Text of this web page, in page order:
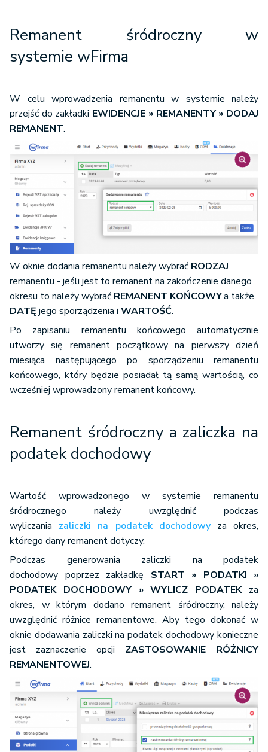
Remanent śródroczny w
systemie wFirma
W celu wprowadzenia remanentu w systemie należy
przejść do zakładki EWIDENCJE » REMANENTY » DODAJ
REMANENT.
W oknie dodania remanentu należy wybrać RODZAJ
remanentu - jeśli jest to remanent na zakończenie danego
okresu to należy wybrać REMANENT KOŃCOWY,a także
DATĘ jego sporządzenia i WARTOŚĆ.
Po zapisaniu remanentu końcowego automatycznie
utworzy się remanent początkowy na pierwszy dzień
miesiąca następującego po sporządzeniu remanentu
końcowego, który będzie posiadał tą samą wartością, co
wcześniej wprowadzony remanent końcowy.
Remanent śródroczny a zaliczka na
podatek dochodowy
Wartość wprowadzonego w systemie remanentu
śródrocznego należy uwzględnić podczas
wyliczania zaliczki na podatek dochodowyza okres,
którego dany remanent dotyczy.
Podczas generowania zaliczki na podatek
dochodowy poprzez zakładkę START » PODATKI »
PODATEK DOCHODOWY » WYLICZ PODATEKza
okres, w którym dodano remanent śródroczny, należy
uwzględnić różnice remanentowe. Aby tego dokonać w
oknie dodawania zaliczki na podatek dochodowy konieczne
jest zaznaczenie opcji ZASTOSOWANIE RÓŻNICY
REMANENTOWEJ.